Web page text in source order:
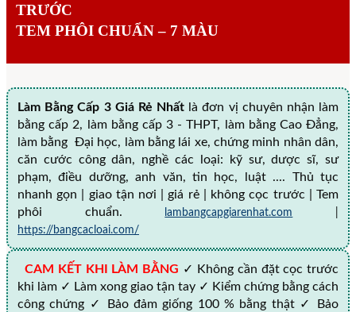
TRƯỚC
TEM PHÔI CHUẨN – 7 MÀU
Làm Bằng Cấp 3 Giá Rẻ Nhất là đơn vị chuyên nhận làm
bằng cấp 2, làm bằng cấp 3 - THPT, làm bằng Cao Đẳng,
làm bằng Đại học, làm bằng lái xe, chứng minh nhân dân,
căn cước công dân, nghề các loại: kỹ sư, dược sĩ, sư
phạm, điều dưỡng, anh văn, tin học, luật .... Thủ tục
nhanh gọn | giao tận nơi | giá rẻ | không cọc trước | Tem
phôi chuẩn.
lambangcapgiarenhat.com
https://bangcacloai.com/
CAM KẾT KHI LÀM BẰNG ✓ Không cần đặt cọc trước
khi làm ✓ Làm xong giao tận tay ✓ Kiểm chứng bằng cách
công chứng ✓ Bảo đảm giống 100 % bằng thật ✓ Bảo